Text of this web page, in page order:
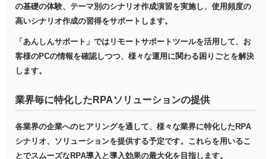
の基礎の体験、テーマ別のシナリオ作成演習を実施し、使用頻度の
高いシナリオ作成の習得をサポートします。
「あんしんサポート」ではリモートサポートツールを活用して、お
客様のPCの情報を確認しつつ、様々な運用に関わる困りごとを解決
します。
業界毎に特化したRPAソリューションの提供
各業界の企業へのヒアリングを通して、様々な業界に特化したRPA
シナリオ、ソリューションを提供する予定です。これらを用いるこ
とでスムーズなRPA導入と導入効果の最大化を目指します。